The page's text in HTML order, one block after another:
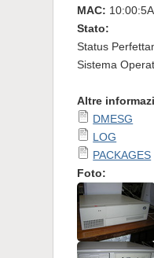
MAC:
Stato:
Status
Sistema
Altre
DMESG
LOG
PACKAGES
Foto: